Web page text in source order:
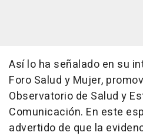
Así lo ha señalado en su
Foro Salud y Mujer,
Observatorio de Salud y
Comunicación. En este
advertido de que la